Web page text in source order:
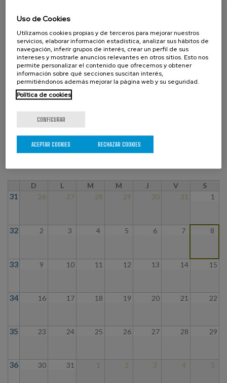
Agosto 2026
D L M M J V S
31 26 27 28 29 30 31 1
32 2 3 4 5 6 7 8
33 9 10 11 12 13 14 15
34 16 17 18 19 20 21 22
35 23 24 25 26 27 28 29
36 30 31 1 2 3 4 5
Uso de Cookies
Utilizamos cookies propias y de terceros para mejorar nuestros
servicios, elaborar información estadística, analizar sus hábitos de
navegación, inferir grupos de interés, crear un perfil de sus
intereses y mostrarle anuncios relevantes en otros sitios. Esto nos
permite personalizar el contenido que ofrecemos y obtener
información sobre qué secciones suscitan interés,
permitiéndonos además mejorar la página web y su seguridad.
Política de cookies
CONFIGURAR
RECHAZAR COOKIES
ACEPTAR COOKIES